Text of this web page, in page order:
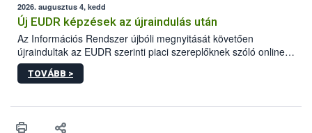
higiéniai szabályok betartása, a megfelelő hőkezelés, valamint a
maradékok szakszerű tárolása. A Nemzeti Élelmiszerlánc-
biztonsági Hivatal (Nébih) Oktatási Programja összegyűjtötte a
biztonságos grillezés legfontosabb tudnivalóit.
2026. augusztus 4, kedd
Új EUDR képzések az újraindulás után
Az Információs Rendszer újbóli megnyitását követően
újraindultak az EUDR szerinti piaci szereplőknek szóló online
képzések.
TOVÁBB >